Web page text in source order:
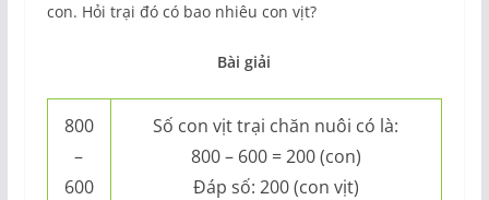
con. Hỏi trại đó có bao nhiêu con vịt?
Bài giải
800
–
600
Số con vịt trại chăn nuôi có là:
800 – 600 = 200 (con)
Đáp số: 200 (con vịt)